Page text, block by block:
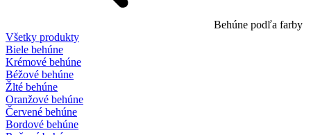
Behúne podľa farby
Všetky produkty
Biele behúne
Krémové behúne
Béžové behúne
Žlté behúne
Oranžové behúne
Červené behúne
Bordové behúne